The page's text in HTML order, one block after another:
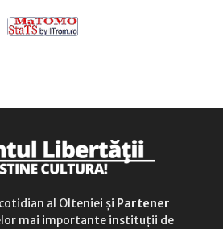
al Olteniei și Partener
mai importante instituții de